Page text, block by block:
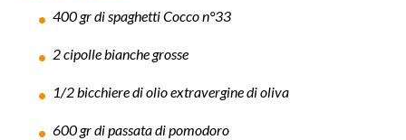
400 gr di spaghetti Cocco n°33
2 cipolle bianche grosse
1/2 bicchiere di olio extravergine di oliva
600 gr di passata di pomodoro